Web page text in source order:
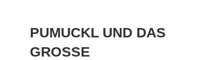
PUMUCKL UND DAS
GROSSE